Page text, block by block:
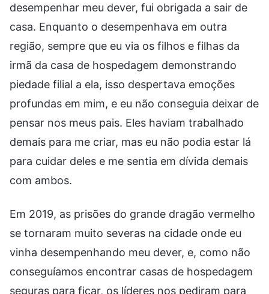
desempenhar meu dever, fui obrigada a sair de
casa. Enquanto o desempenhava em outra
região, sempre que eu via os filhos e filhas da
irmã da casa de hospedagem demonstrando
piedade filial a ela, isso despertava emoções
profundas em mim, e eu não conseguia deixar de
pensar nos meus pais. Eles haviam trabalhado
demais para me criar, mas eu não podia estar lá
para cuidar deles e me sentia em dívida demais
com ambos.
Em 2019, as prisões do grande dragão vermelho
se tornaram muito severas na cidade onde eu
vinha desempenhando meu dever, e, como não
conseguíamos encontrar casas de hospedagem
seguras para ficar, os líderes nos pediram para